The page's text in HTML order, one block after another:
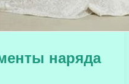
наряда